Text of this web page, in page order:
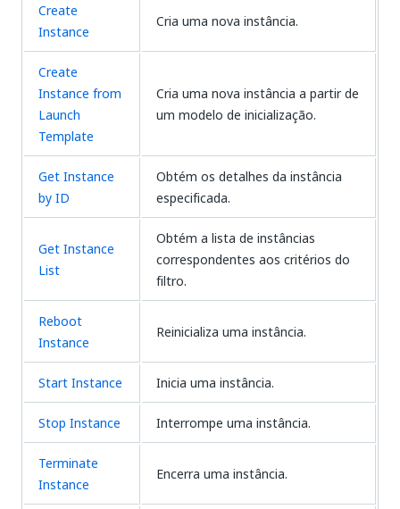
Create
Instance
Cria uma nova instância.
Create
Instance from
Launch
Template
Cria uma nova instância a partir de
um modelo de inicialização.
Get Instance
by ID
Obtém os detalhes da instância
especificada.
Get Instance
List
Obtém a lista de instâncias
correspondentes aos critérios do
filtro.
Reboot
Instance
Reinicializa uma instância.
Start Instance Inicia uma instância.
Stop Instance Interrompe uma instância.
Terminate
Instance
Encerra uma instância.